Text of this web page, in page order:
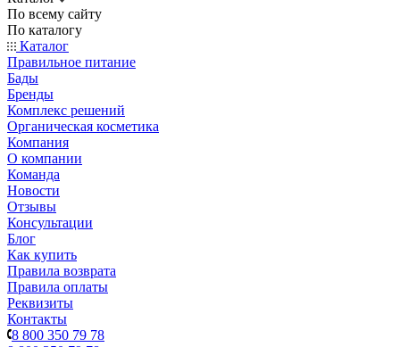
По всему сайту
По каталогу
Каталог
Правильное питание
Бады
Бренды
Комплекс решений
Органическая косметика
Компания
О компании
Команда
Новости
Отзывы
Консультации
Блог
Как купить
Правила возврата
Правила оплаты
Реквизиты
Контакты
8 800 350 79 78